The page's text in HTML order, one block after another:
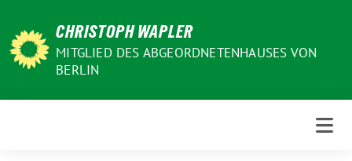
zum
Inhalt
CHRISTOPH WAPLER
MITGLIED DES ABGEORDNETENHAUSES VON
BERLIN